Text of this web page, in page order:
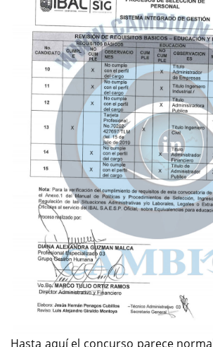
Hasta aquí el concurso parece